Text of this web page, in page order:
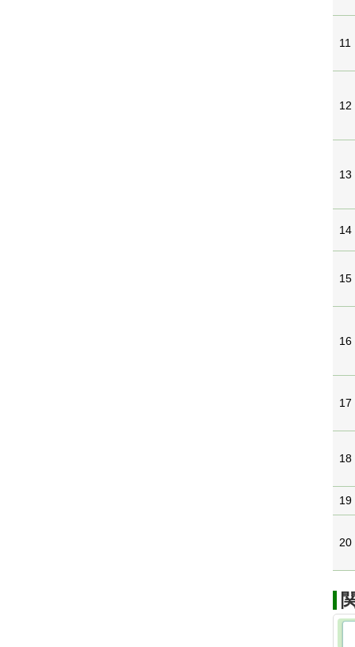
11
12
13
14
15
16
17
18
19
20